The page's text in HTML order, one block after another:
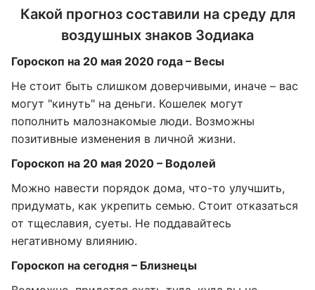
Какой прогноз составили на среду для
воздушных знаков Зодиака
Гороскоп на 20 мая 2020 года – Весы
Не стоит быть слишком доверчивыми, иначе – вас
могут "кинуть" на деньги. Кошелек могут
пополнить малознакомые люди. Возможны
позитивные изменения в личной жизни.
Гороскоп на 20 мая 2020 – Водолей
Можно навести порядок дома, что-то улучшить,
придумать, как укрепить семью. Стоит отказаться
от тщеславия, суеты. Не поддавайтесь
негативному влиянию.
Гороскоп на сегодня – Близнецы